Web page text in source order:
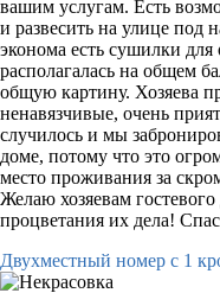
вашим услугам. Есть
и развесить на улице под
эконома есть сушилки
располагалась на общем
общую картину. Хозяева
ненавязчивые, очень
случилось и мы
доме, потому что это
место проживания за
Желаю хозяевам
процветания их дела!
Двухместный номер с 1